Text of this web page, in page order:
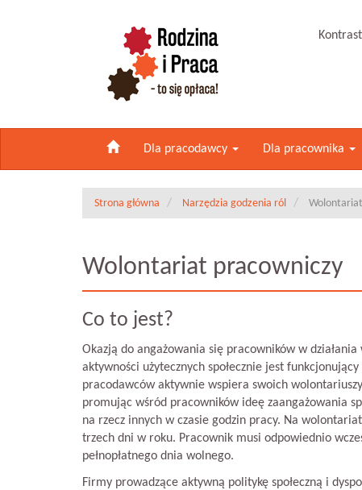
Dla pracodawcy Dla pracownika
Strona główna Narzędzia godzenia ról
Wolontariat pracowniczy
Co to jest?
Okazją do angażowania się pracowników w
aktywności użytecznych społecznie jest
pracodawców aktywnie wspiera swoich
promując wśród pracowników ideę zaangażowania
na rzecz innych w czasie godzin pracy. Na
trzech dni w roku. Pracownik musi odpowiednio
pełnopłatnego dnia wolnego.
Firmy prowadzące aktywną politykę społeczną i